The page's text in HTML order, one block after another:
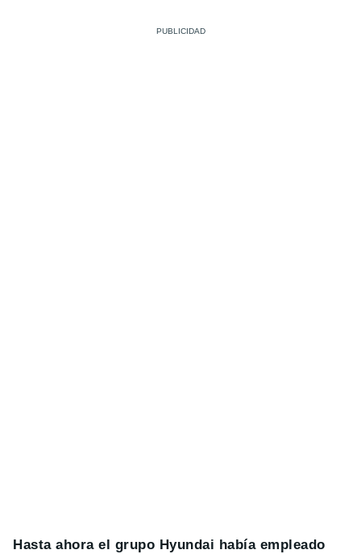
Hasta ahora el grupo Hyundai había empleado